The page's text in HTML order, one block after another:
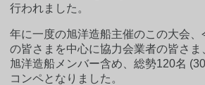
行われました。
年に一度の旭洋造船主催のこの大会
の皆さまを中心に協力会業者の皆さ
旭洋造船メンバー含め、総勢120名
コンペとなりました。